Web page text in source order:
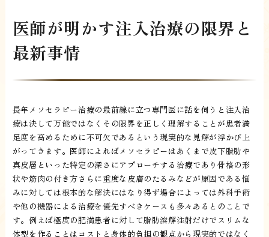
医師が明かす注入治療の限界と
最新事情
長年メソセラピー治療の最前線に立つ専門医に話を伺うと注入治
療は決して万能ではなくその限界を正しく理解することが患者満
足度を高めるために不可欠であるという現実的な見解が浮かび上
がってきます。医師によればメソセラピーはあくまで皮下脂肪や
真皮層といった特定の深さにアプローチする治療であり骨格の形
状や筋肉の付き方さらに重度な皮膚のたるみなどが原因である悩
みに対しては根本的な解決にはなり得ず場合によっては外科手術
や他の機器による治療を優先すべきケースも多々あるとのことで
す。例えば極度の肥満患者に対して脂肪溶解注射だけでスリムな
体型を作ることはコストと身体的負担の観点から現実的ではなく